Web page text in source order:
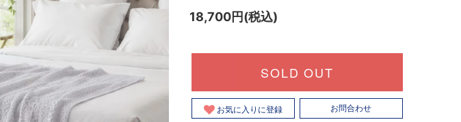
18,700円(税込)
SOLD OUT
お気に入りに登録 お問合わせ